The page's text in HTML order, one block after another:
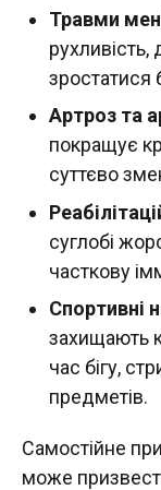
Травми
зростатися
Артроз та
покращує
суттєво
суглобі
часткову
Спортивні
захищають
час бігу,
предметів.
Самостійне
може